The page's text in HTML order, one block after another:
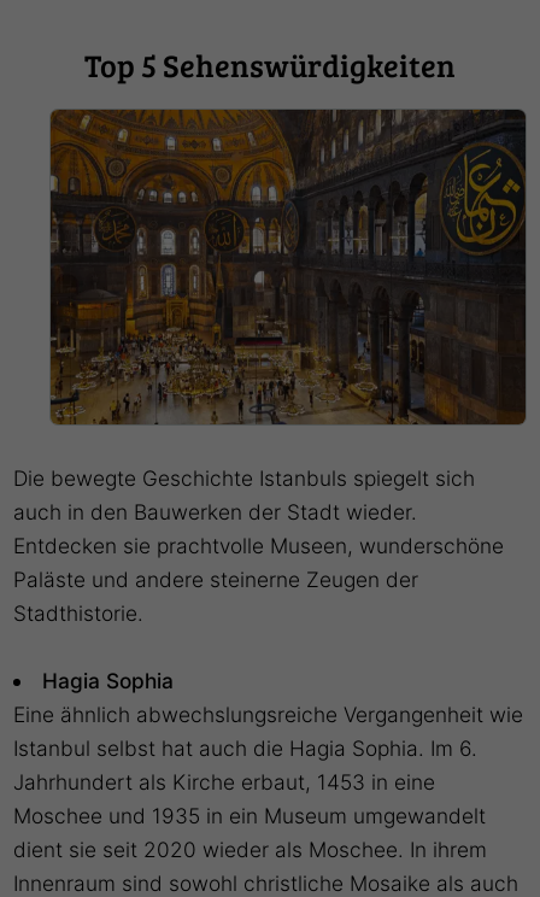
Top 5 Sehenswürdigkeiten
Die bewegte Geschichte Istanbuls spiegelt sich
auch in den Bauwerken der Stadt wieder.
Entdecken sie prachtvolle Museen, wunderschöne
Paläste und andere steinerne Zeugen der
Stadthistorie.
Hagia Sophia
Eine ähnlich abwechslungsreiche Vergangenheit wie
Istanbul selbst hat auch die Hagia Sophia. Im 6.
Jahrhundert als Kirche erbaut, 1453 in eine
Moschee und 1935 in ein Museum umgewandelt
dient sie seit 2020 wieder als Moschee. In ihrem
Innenraum sind sowohl christliche Mosaike als auch